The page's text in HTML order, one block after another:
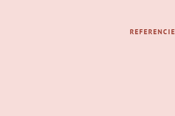
REFERENCIE